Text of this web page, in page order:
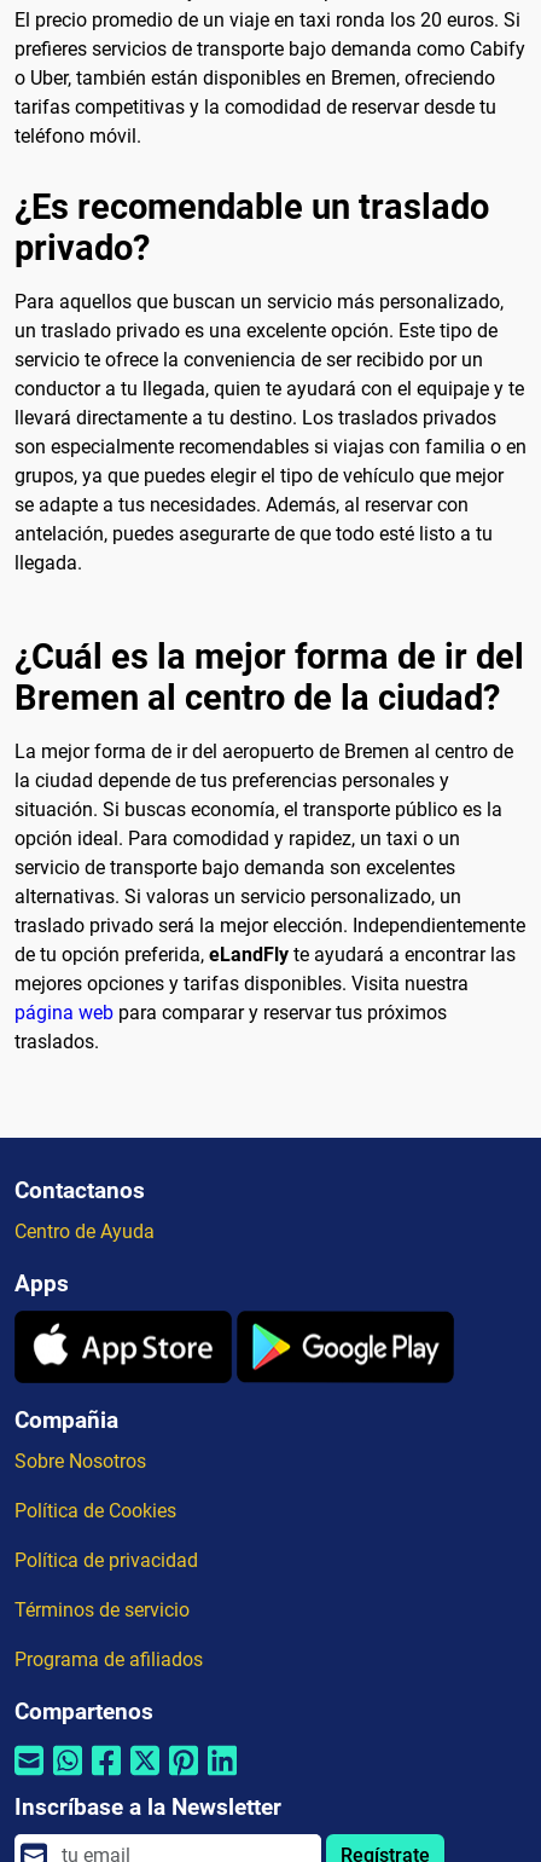
El precio promedio de un viaje en taxi ronda los 20 euros. Si
prefieres servicios de transporte bajo demanda como Cabify
o Uber, también están disponibles en Bremen, ofreciendo
tarifas competitivas y la comodidad de reservar desde tu
teléfono móvil.
¿Es recomendable un traslado
privado?
Para aquellos que buscan un servicio más personalizado,
un traslado privado es una excelente opción. Este tipo de
servicio te ofrece la conveniencia de ser recibido por un
conductor a tu llegada, quien te ayudará con el equipaje y te
llevará directamente a tu destino. Los traslados privados
son especialmente recomendables si viajas con familia o en
grupos, ya que puedes elegir el tipo de vehículo que mejor
se adapte a tus necesidades. Además, al reservar con
antelación, puedes asegurarte de que todo esté listo a tu
llegada.
¿Cuál es la mejor forma de ir del
Bremen al centro de la ciudad?
La mejor forma de ir del aeropuerto de Bremen al centro de
la ciudad depende de tus preferencias personales y
situación. Si buscas economía, el transporte público es la
opción ideal. Para comodidad y rapidez, un taxi o un
servicio de transporte bajo demanda son excelentes
alternativas. Si valoras un servicio personalizado, un
traslado privado será la mejor elección. Independientemente
de tu opción preferida, eLandFly te ayudará a encontrar las
mejores opciones y tarifas disponibles. Visita nuestra
página web para comparar y reservar tus próximos
traslados.
Contactanos
Centro de Ayuda
Apps
Compañia
Sobre Nosotros
Política de Cookies
Política de privacidad
Términos de servicio
Programa de afiliados
Compartenos
Inscríbase a la Newsletter
Regístrate